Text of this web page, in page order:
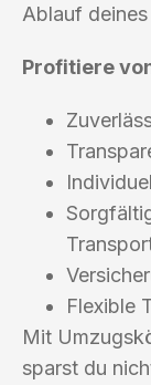
Ablauf
Profitiere
Flexible
Mit
sparst du